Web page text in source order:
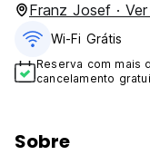
Franz Josef ·
Wi-Fi Grátis
Reserva com mais
cancelamento
Sobre